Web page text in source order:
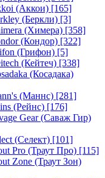
(Аккои) [165]
(Беркли) [3]
(Химера) [358]
(Кондор) [322]
(Грифон) [5]
(Кейтеч) [338]
(Косадака)
(Маннс) [281]
(Рейнс) [176]
Gear (Саваж Гир)
(Селект) [101]
Pro (Траут Про) [115]
Zone (Траут Зон)